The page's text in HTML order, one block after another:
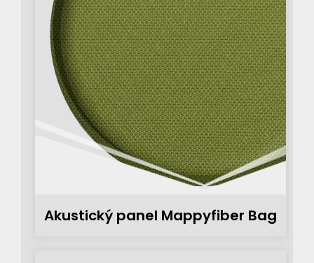
Akustický panel Mappyfiber Bag